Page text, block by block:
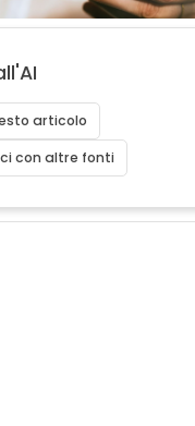
articolo
con altre fonti